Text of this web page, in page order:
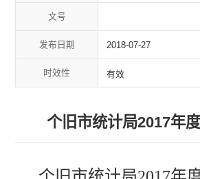
文号
发布日期 2018-07-27
时效性 有效
个旧市统计局2017年